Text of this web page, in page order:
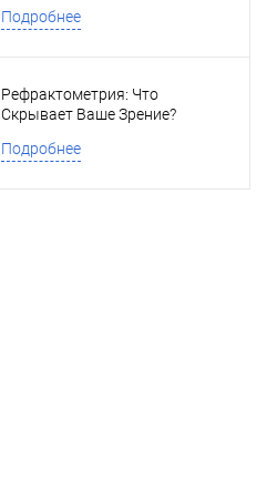
Подробнее
Рефрактометрия: Что
Скрывает Ваше Зрение?
Подробнее